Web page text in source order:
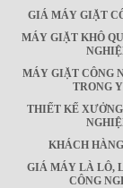
GIÁ MÁY GIẶT
MÁY GIẶT KHÔ
MÁY GIẶT CÔNG
TRONG
THIẾT KẾ
KHÁCH
GIÁ MÁY LÀ LÔ,
CÔNG